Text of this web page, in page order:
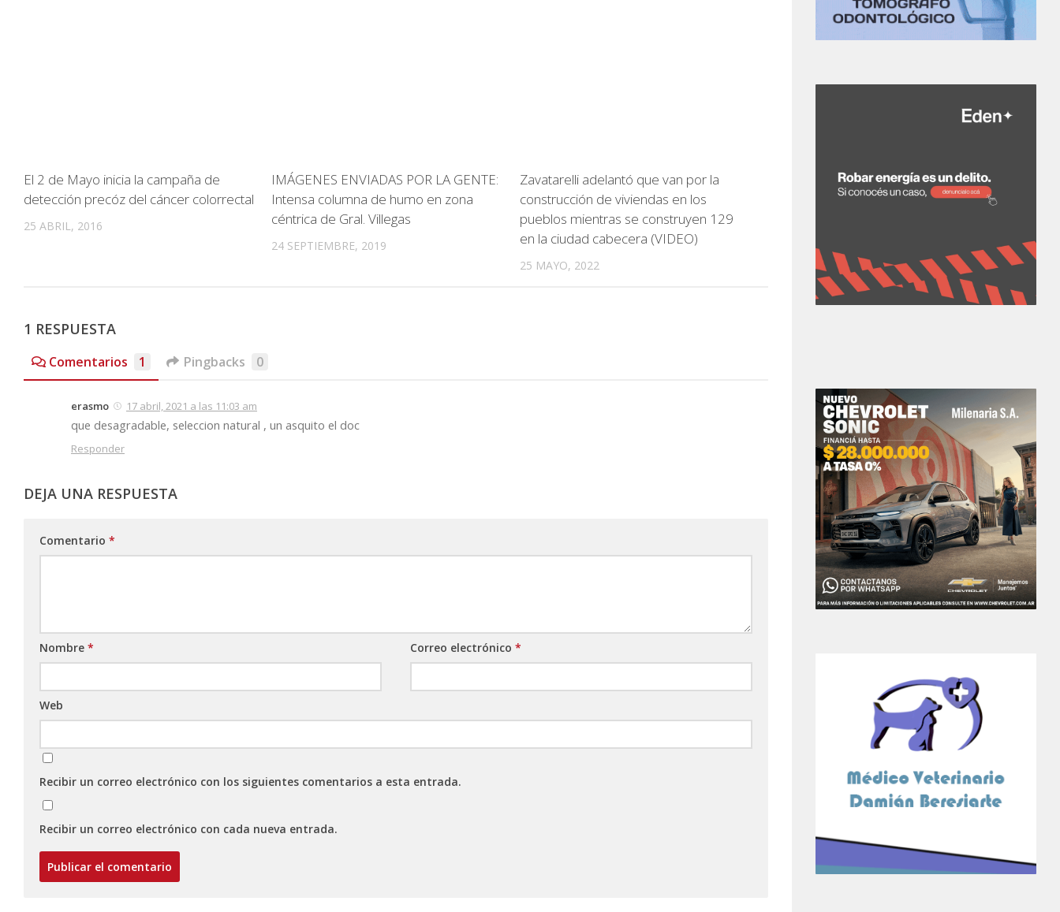
El 2 de Mayo inicia la campaña de
detección precóz del cáncer colorrectal
25 ABRIL, 2016
IMÁGENES ENVIADAS POR LA GENTE:
Intensa columna de humo en zona
céntrica de Gral. Villegas
24 SEPTIEMBRE, 2019
Zavatarelli adelantó que van por la
construcción de viviendas en los
pueblos mientras se construyen 129
en la ciudad cabecera (VIDEO)
25 MAYO, 2022
1 RESPUESTA
Comentarios 1 Pingbacks 0
erasmo 17 abril, 2021 a las 11:03 am
que desagradable, seleccion natural , un asquito el doc
Responder
DEJA UNA RESPUESTA
Comentario *
Nombre * Correo electrónico*
Web
Recibir un correo electrónico con los siguientes comentarios a esta entrada.
Recibir un correo electrónico con cada nueva entrada.